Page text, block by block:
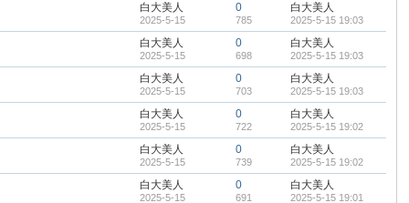
白大美人
2025-5-15
0
785
白大美人
2025-5-15 19:03
白大美人
2025-5-15
0
698
白大美人
2025-5-15 19:03
白大美人
2025-5-15
0
703
白大美人
2025-5-15 19:03
白大美人
2025-5-15
0
722
白大美人
2025-5-15 19:02
白大美人
2025-5-15
0
739
白大美人
2025-5-15 19:02
白大美人
2025-5-15
0
691
白大美人
2025-5-15 19:01